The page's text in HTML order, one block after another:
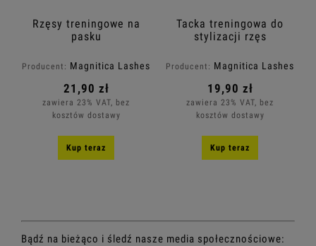
Rzęsy treningowe na
pasku
Producent: Magnitica Lashes
21,90 zł
zawiera 23% VAT, bez
kosztów dostawy
Kup teraz
Tacka treningowa do
stylizacji rzęs
Producent: Magnitica Lashes
19,90 zł
zawiera 23% VAT, bez
kosztów dostawy
Kup teraz
Bądź na bieżąco i śledź nasze media społecznościowe: